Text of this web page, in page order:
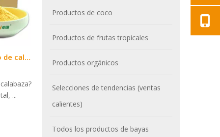
¿Cuál es la nutrición del polvo de calabaza?
...
Productos de coco
Productos de frutas tropicales
Productos orgánicos
Selecciones de tendencias (ventas
calientes)
Todos los productos de bayas